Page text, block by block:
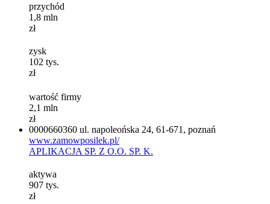
przychód
1,8 mln
zł
zysk
102 tys.
zł
wartość firmy
2,1 mln
zł
0000660360 ul. napoleońska 24, 61-671, poznań
www.zamowposilek.pl/
APLIKACJA SP. Z O.O. SP. K.
aktywa
907 tys.
zł